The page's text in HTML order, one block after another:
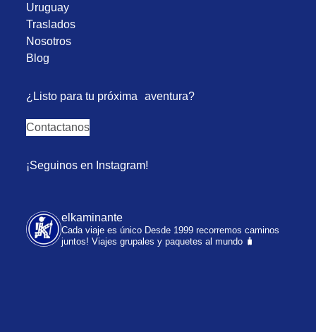
Uruguay
Traslados
Nosotros
Blog
¿Listo para tu próxima aventura?
Contactanos
¡Seguinos en Instagram!
elkaminante
Cada viaje es único Desde 1999 recorremos caminos
juntos! Viajes grupales y paquetes al mundo 🧳